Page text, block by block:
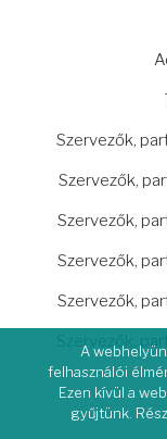
Szervezők,
Szervezők,
Szervezők,
Szervezők,
Szervezők,
Szervezők,
A
felhasználói
Ezen kívül a
gyűjtünk.